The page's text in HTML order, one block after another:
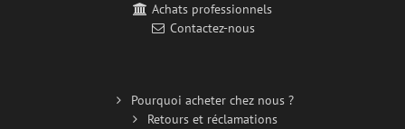
Achats professionnels
Contactez-nous
Pourquoi acheter chez nous ?
Retours et réclamations